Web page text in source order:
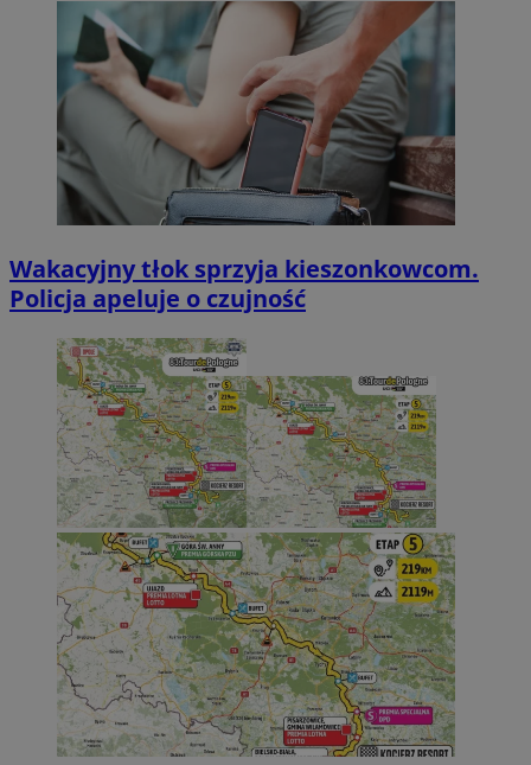
Wakacyjny tłok sprzyja kieszonkowcom.
Policja apeluje o czujność